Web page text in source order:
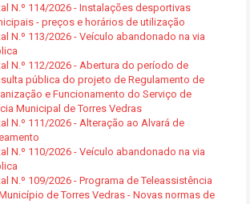
N.º 114/2026 - Instalações desportivas
- preços e horários de utilização
N.º 113/2026 - Veículo abandonado na via
N.º 112/2026 - Abertura do período de
pública do projeto de Regulamento de
e Funcionamento do Serviço de
Municipal de Torres Vedras
N.º 111/2026 - Alteração ao Alvará de
N.º 110/2026 - Veículo abandonado na via
N.º 109/2026 - Programa de Teleassistência
de Torres Vedras - Novas normas de